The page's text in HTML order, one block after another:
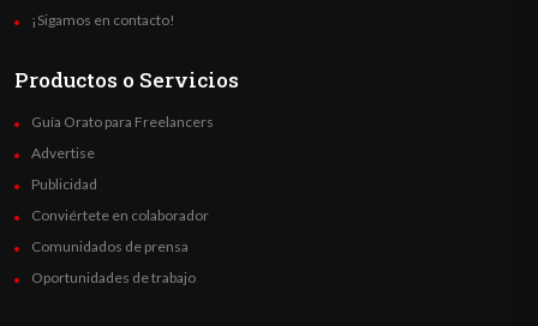
¡Sigamos en contacto!
Productos o Servicios
Guía Orato para Freelancers
Advertise
Publicidad
Conviértete en colaborador
Comunidados de prensa
Oportunidades de trabajo